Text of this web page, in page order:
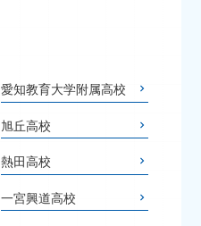
愛知教育大学附属高校
旭丘高校
熱田高校
一宮興道高校